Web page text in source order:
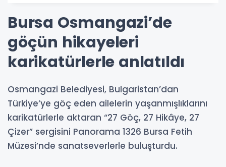
Bursa Osmangazi’de
göçün hikayeleri
karikatürlerle anlatıldı
Osmangazi Belediyesi, Bulgaristan’dan
Türkiye’ye göç eden ailelerin yaşanmışlıklarını
karikatürlerle aktaran “27 Göç, 27 Hikâye, 27
Çizer” sergisini Panorama 1326 Bursa Fetih
Müzesi’nde sanatseverlerle buluşturdu.